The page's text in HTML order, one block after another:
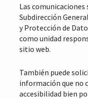
Las
Subdirección
y Protección de
como unidad
sitio web.
También puede
información que no
accesibilidad bien